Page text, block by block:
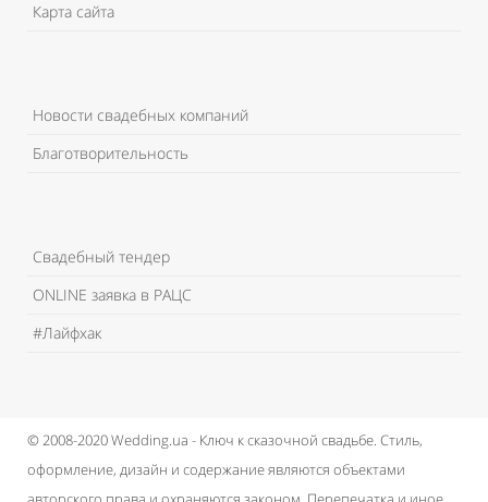
Карта сайта
Новости свадебных компаний
Благотворительность
Свадебный тендер
ONLINE заявка в РАЦС
#Лайфхак
© 2008-2020 Wedding.ua - Ключ к сказочной свадьбе. Стиль,
оформление, дизайн и содержание являются объектами